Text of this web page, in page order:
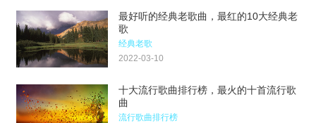
最好听的经典老歌曲，最红的10大经典老
歌
经典老歌
2022-03-10
十大流行歌曲排行榜，最火的十首流行歌
曲
流行歌曲排行榜